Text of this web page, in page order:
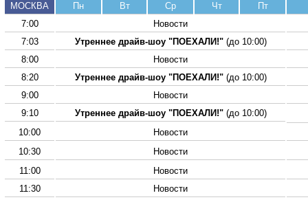
МОСКВА Пн Вт Ср Чт
Пт
7:00
Новости
7:03
Утреннее драйв-шоу "ПОЕХАЛИ!"(до 10:00)
8:00
Новости
8:20
Утреннее драйв-шоу "ПОЕХАЛИ!"(до 10:00)
9:00
Новости
9:10
Утреннее драйв-шоу "ПОЕХАЛИ!"(до 10:00)
10:00
Новости
10:30
Новости
11:00
Новости
11:30
Новости